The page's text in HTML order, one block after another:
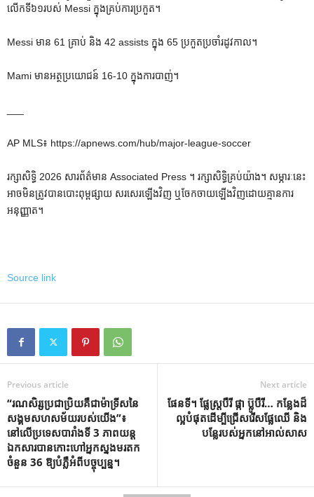
លើក​ទី​៦១​របស់ Messi ក្នុង​គ្រប់​ការ​ប្រកួត។
Messi មាន 61 គ្រាប់ និង 42 assists ក្នុង 65 ប្រកួតប្រចាំរដូវកាល។
Mami មានអត្ថប្រយោជន៍ 16-10 ក្នុងការបាញ់។
AP MLS៖ https://apnews.com/hub/major-league-soccer
រក្សាសិទ្ធិ 2026 សារព័ត៌មាន Associated Press ។ រក្សាសិទ្ធិគ្រប់យ៉ាង។ សម្ភារៈនេះ
អាចមិនត្រូវបានបោះពុម្ពផ្សាយ សរសេរឡើងវិញ ឬចែកចាយឡើងវិញដោយគ្មានការ
អនុញ្ញាត។
Source link
Previous article
“រណសិរ្សប្រជាប្រិយគឺជាម៉ាទ្រីសនៃ
សង្គមសហសម័យរបស់យើង”៖
នៅលើប្រទេសបារាំងទី 3 ភាពយន្ត
ឯកសារបានកោះហៅអ្នកស្នងមរតក
ចំនួន 36 ឱ្យបំភ្លឺអំពីបច្ចុប្បន្ន។
Next article
ផែនទី។ ផ្លែស្ត្របឺរី ផ្កា ប៊្លូបឺរី… កន្លែងដ៏
ល្អបំផុតដើម្បីជ្រើសរើសផ្លែឈើ និង
បន្លែរបស់អ្នកនៅអាល់សាស